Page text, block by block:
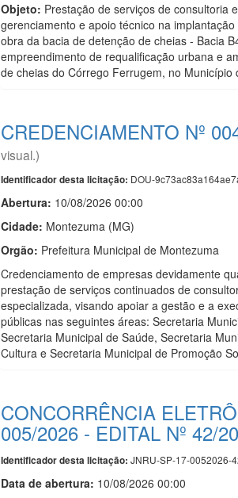
Objeto: Prestação de serviços de consultoria
gerenciamento e apoio técnico na
obra da bacia de detenção de cheias - Bacia
empreendimento de requalificação urbana e
de cheias do Córrego Ferrugem, no Município
CREDENCIAMENTO Nº
visual.)
Identificador desta licitação: DOU-
Abertura: 10/08/2026 00:00
Cidade: Montezuma (MG)
Orgão: Prefeitura Municipal de Montezuma
Credenciamento de empresas devidamente
prestação de serviços continuados de
especializada, visando apoiar a gestão e a
públicas nas seguintes áreas: Secretaria
Secretaria Municipal de Saúde, Secretaria
Cultura e Secretaria Municipal de Promoção
CONCORRÊNCIA
005/2026 - EDITAL Nº 42/
Identificador desta licitação: JNRU-SP-17-0052026-
Data de abertura: 10/08/2026 00:00